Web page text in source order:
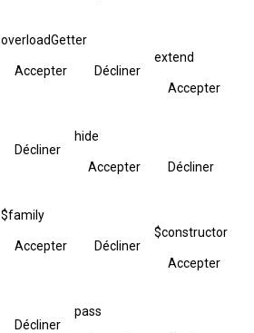
overloadGetter
Accepter Décliner
extend
Accepter
Décliner
hide
Accepter Décliner
$family
Accepter Décliner
$constructor
Accepter
Décliner
pass